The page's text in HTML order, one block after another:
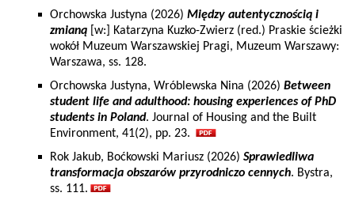
Orchowska Justyna (2026) Między autentycznością i
zmianą [w:] Katarzyna Kuzko-Zwierz (red.) Praskie ścieżki
wokół Muzeum Warszawskiej Pragi, Muzeum Warszawy:
Warszawa, ss. 128.
Orchowska Justyna, Wróblewska Nina (2026) Between
student life and adulthood: housing experiences of PhD
students in Poland. Journal of Housing and the Built
Environment, 41(2), pp. 23.
Rok Jakub, Boćkowski Mariusz (2026) Sprawiedliwa
transformacja obszarów przyrodniczo cennych. Bystra,
ss. 111.